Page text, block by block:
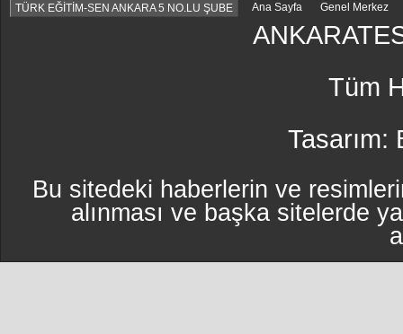
TÜRK EĞİTİM-SEN ANKARA 5 NO.LU ŞUBE Ana Sayfa Genel Merkez
Tüm
Tasarım:
Bu sitedeki haberlerin ve
alınması ve başka sitelerde